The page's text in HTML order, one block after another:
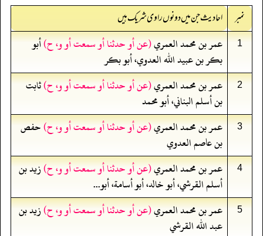
نمبر احادیث جن میں دونوں راوی شریک ہیں
1 عمر بن محمد العمري(عن أو حدثنا أو سمعت أو و، ح)أبو
بكر بن عبيد الله العدوي، أبو بكر
2 عمر بن محمد العمري(عن أو حدثنا أو سمعت أو و، ح)ثابت
بن أسلم البناني، أبو محمد
3 عمر بن محمد العمري(عن أو حدثنا أو سمعت أو و، ح)حفص
بن عاصم العدوي
4 عمر بن محمد العمري(عن أو حدثنا أو سمعت أو و، ح)زيد بن
أسلم القرشي، أبو خالد، أبو أسامة، أبو...
5 عمر بن محمد العمري(عن أو حدثنا أو سمعت أو و، ح)زيد بن
عبد الله القرشي